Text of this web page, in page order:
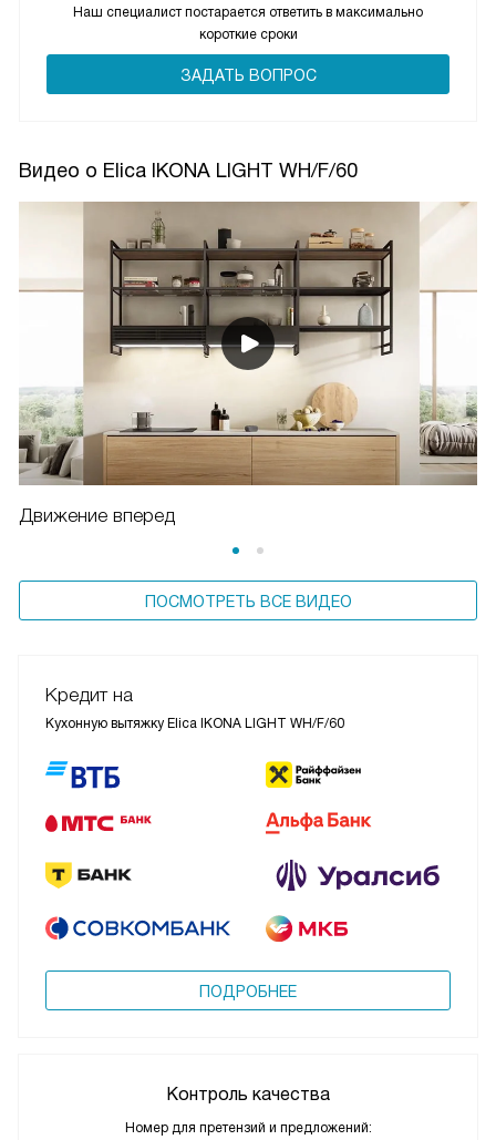
Наш специалист постарается ответить в максимально
короткие сроки
ЗАДАТЬ ВОПРОС
Видео о Elica IKONA LIGHT WH/F/60
Движение вперед
ПОСМОТРЕТЬ ВСЕ ВИДЕО
Кредит на
Кухонную вытяжку Elica IKONA LIGHT WH/F/60
ПОДРОБНЕЕ
Контроль качества
Номер для претензий и предложений: